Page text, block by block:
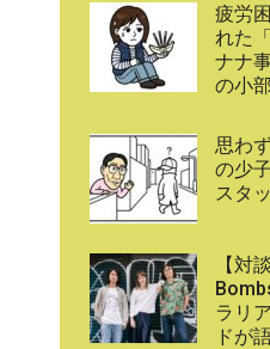
疲労
れた
ナナ
の小
思わ
の少
スタ
【対
ラリ
ドが